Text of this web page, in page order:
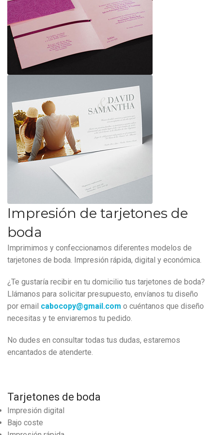
Impresión de tarjetones de
boda
Imprimimos y confeccionamos diferentes modelos de
tarjetones de boda. Impresión rápida, digital y económica.
¿Te gustaría recibir en tu domicilio tus tarjetones de boda?
Llámanos para solicitar presupuesto, envíanos tu diseño
por email cabocopy@gmail.com o cuéntanos que diseño
necesitas y te enviaremos tu pedido.
No dudes en consultar todas tus dudas, estaremos
encantados de atenderte.
Tarjetones de boda
Impresión digital
Bajo coste